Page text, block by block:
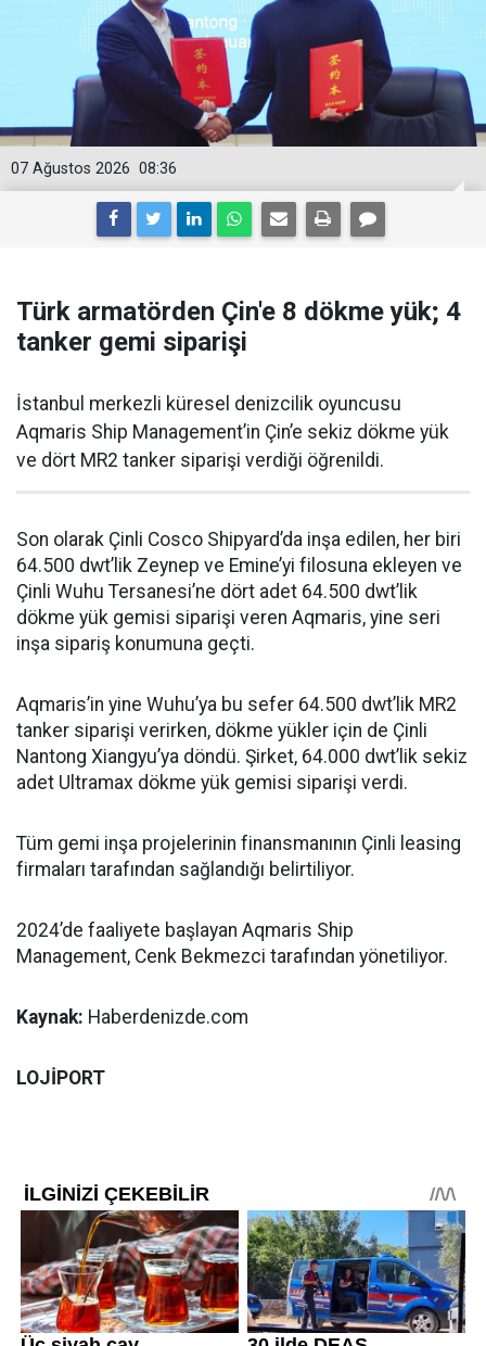
08:36
07 Ağustos 2026
Türk armatörden Çin'e 8 dökme yük; 4
tanker gemi siparişi
İstanbul merkezli küresel denizcilik oyuncusu
Aqmaris Ship Management’in Çin’e sekiz dökme yük
ve dört MR2 tanker siparişi verdiği öğrenildi.
Son olarak Çinli Cosco Shipyard’da inşa edilen, her biri
64.500 dwt’lik Zeynep ve Emine’yi filosuna ekleyen ve
Çinli Wuhu Tersanesi’ne dört adet 64.500 dwt’lik
dökme yük gemisi siparişi veren Aqmaris, yine seri
inşa sipariş konumuna geçti.
Aqmaris’in yine Wuhu’ya bu sefer 64.500 dwt’lik MR2
tanker siparişi verirken, dökme yükler için de Çinli
Nantong Xiangyu’ya döndü. Şirket, 64.000 dwt’lik sekiz
adet Ultramax dökme yük gemisi siparişi verdi.
Tüm gemi inşa projelerinin finansmanının Çinli leasing
firmaları tarafından sağlandığı belirtiliyor.
2024’de faaliyete başlayan Aqmaris Ship
Management, Cenk Bekmezci tarafından yönetiliyor.
Kaynak: Haberdenizde.com
LOJİPORT